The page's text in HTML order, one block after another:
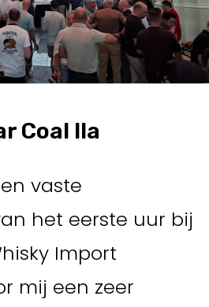
Coal Ila
vaste
het eerste uur bij
Import
mij een zeer